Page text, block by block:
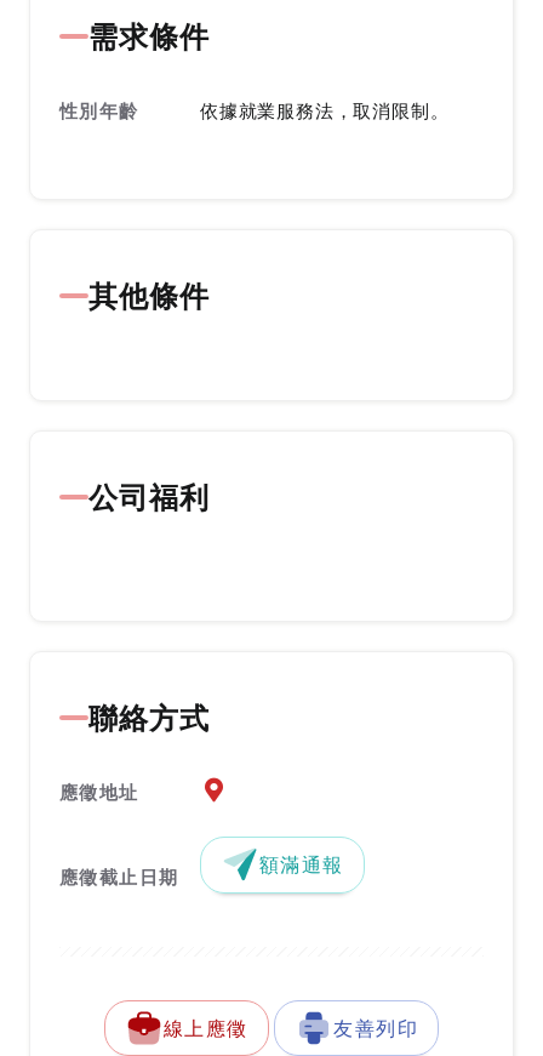
需求條件
性別年齡 依據就業服務法，取消限制。
其他條件
公司福利
聯絡方式
應徵地址 應徵地址地圖『另開新視窗』
應徵截止日期 額滿通報
線上應徵 友善列印